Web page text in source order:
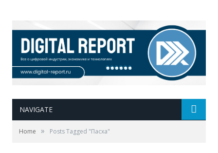
NAVIGATE
Home » Posts Tagged "Пасха"